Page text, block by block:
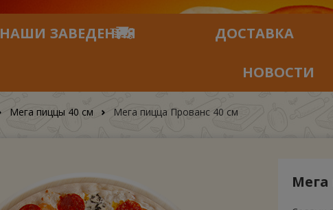
НАШИ ЗАВЕДЕНИЯ ДОСТАВКА
НОВОСТИ
Мега пиццы 40 см Мега пицца Прованс 40 см
Мега